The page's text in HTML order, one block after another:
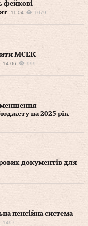
фейкові
11:04 1079
МСЕК
14:06 999
на 2025 рік
документів для
пенсійна система
1497